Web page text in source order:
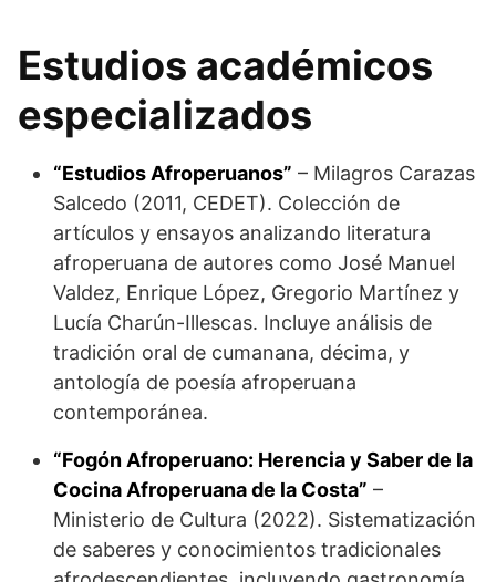
Estudios académicos
especializados
“Estudios Afroperuanos” – Milagros Carazas
Salcedo (2011, CEDET). Colección de
artículos y ensayos analizando literatura
afroperuana de autores como José Manuel
Valdez, Enrique López, Gregorio Martínez y
Lucía Charún-Illescas. Incluye análisis de
tradición oral de cumanana, décima, y
antología de poesía afroperuana
contemporánea.
“Fogón Afroperuano: Herencia y Saber de la
Cocina Afroperuana de la Costa” –
Ministerio de Cultura (2022). Sistematización
de saberes y conocimientos tradicionales